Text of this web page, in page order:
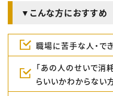
▼こんな方におすすめ
職場に苦手な人・で
「あの人のせいで消
らいいかわからない